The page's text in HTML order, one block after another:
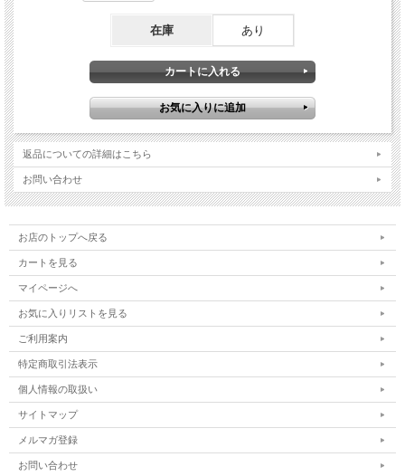
在庫 あり
返品についての詳細はこちら
お問い合わせ
お店のトップへ戻る
カートを見る
マイページへ
お気に入りリストを見る
ご利用案内
特定商取引法表示
個人情報の取扱い
サイトマップ
メルマガ登録
お問い合わせ